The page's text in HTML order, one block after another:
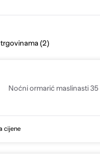
(2)
Noćni ormarić maslinasti 35
cijene